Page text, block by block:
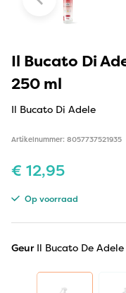
Il Bucato Di
250 ml
Il Bucato Di Adele
Artikelnummer: 8057737521935
€ 12,95
Op voorraad
Geur Il Bucato De